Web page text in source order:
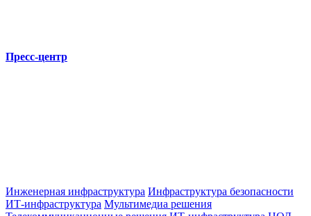
Пресс-центр
Инженерная инфраструктура Инфраструктура безопасности
ИТ-инфраструктура Мультимедиа решения